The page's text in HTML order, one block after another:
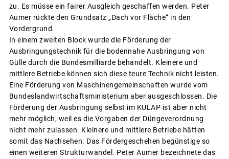
zu. Es müsse ein fairer Ausgleich geschaffen werden. Peter
Aumer rückte den Grundsatz „Dach vor Fläche“ in den
Vordergrund.
In einem zweiten Block wurde die Förderung der
Ausbringungstechnik für die bodennahe Ausbringung von
Gülle durch die Bundesmilliarde behandelt. Kleinere und
mittlere Betriebe können sich diese teure Technik nicht leisten.
Eine Förderung von Maschinengemeinschaften wurde vom
Bundeslandwirtschaftsministerium aber ausgeschlossen. Die
Förderung der Ausbringung selbst im KULAP ist aber nicht
mehr möglich, weil es die Vorgaben der Düngeverordnung
nicht mehr zulassen. Kleinere und mittlere Betriebe hätten
somit das Nachsehen. Das Fördergeschehen begünstige so
einen weiteren Strukturwandel. Peter Aumer bezeichnete das